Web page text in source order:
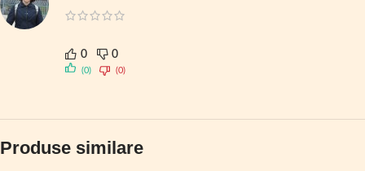
0 0
(0) (0)
Produse similare